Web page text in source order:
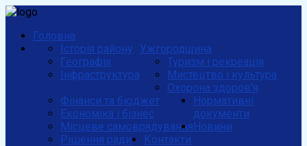
Головна
Ужгородщина
Історія району
Географія
Інфраструктура
Туризм і рекреація
Мистецтво і культура
Охорона здоров'я
Фінанси та бюджет
Економіка і бізнес
Місцеве самоврядування
Нормативні
документи
Рішення ради
Новини
Контакти